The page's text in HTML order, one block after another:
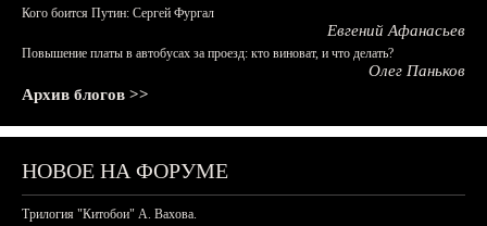
Кого боится Путин: Сергей Фургал
Евгений Афанасьев
Повышение платы в автобусах за проезд: кто виноват, и что делать?
Олег Паньков
Архив блогов >>
НОВОЕ НА ФОРУМЕ
Трилогия "Китобои" А. Вахова.